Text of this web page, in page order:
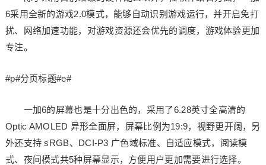
6采用全新的游戏2.0模式，能够自动识别游戏运行，并开启免打
扰、网络加速功能，对游戏资源还会优先的调度，游戏体验更加
专注。
#p#分页标题#e#
一加6的屏幕也是十分出色的，采用了6.28英寸全高清的
Optic AMOLED 异形全面屏，屏幕比例为19:9，视野更开阔，另
外还支持 sRGB、DCI-P3 广色域标准、自适应模式，阅读模
式、夜间模式共5种屏幕显示，方便用户更加需要进行选择。